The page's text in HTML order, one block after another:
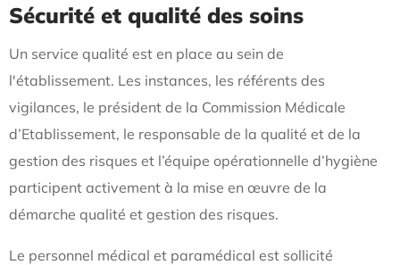
Sécurité et qualité des soins
Un service qualité est en place au sein de
l'établissement. Les instances, les référents des
vigilances, le président de la Commission Médicale
d’Etablissement, le responsable de la qualité et de la
gestion des risques et l’équipe opérationnelle d’hygiène
participent activement à la mise en œuvre de la
démarche qualité et gestion des risques.
Le personnel médical et paramédical est sollicité